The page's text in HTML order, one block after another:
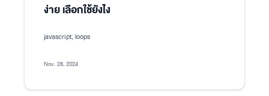
ง่าย เลือกใช้ยังไง
javascript, loops
Nov. 28, 2024